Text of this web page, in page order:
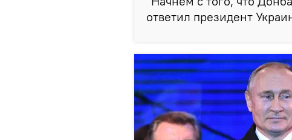
ответил президент